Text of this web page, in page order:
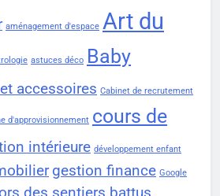
aménagement d'espace Art du
astuces déco Baby
accessoires Cabinet de recrutement
d'approvisionnement cours de
intérieure développement enfant
gestion finance Google